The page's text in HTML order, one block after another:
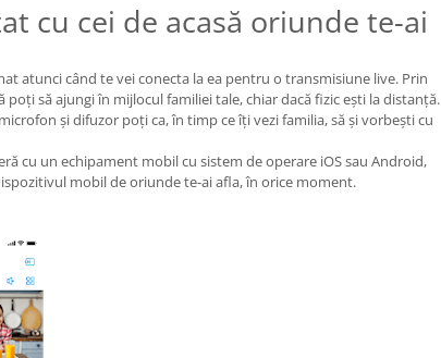
cu cei de acasă oriunde te-ai
atunci când te vei conecta la ea pentru o transmisiune live. Prin
poți să ajungi în mijlocul familiei tale, chiar dacă fizic ești la distanță.
și difuzor poți ca, în timp ce îți vezi familia, să și vorbești cu
cu un echipament mobil cu sistem de operare iOS sau Android,
mobil de oriunde te-ai afla, în orice moment.